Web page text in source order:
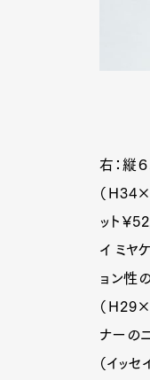
右：縦
（Ｈ
ット￥
イ ミヤ
ョン性
（Ｈ
ナーの
（イッ